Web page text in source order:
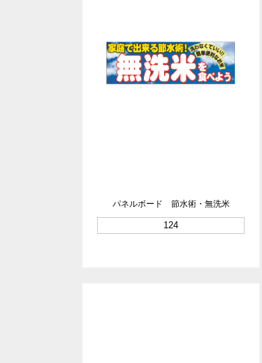
パネルボード 節水術・無洗米
124